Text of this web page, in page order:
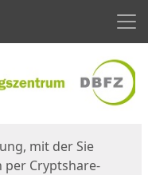
mit der Sie
per Cryptshare-